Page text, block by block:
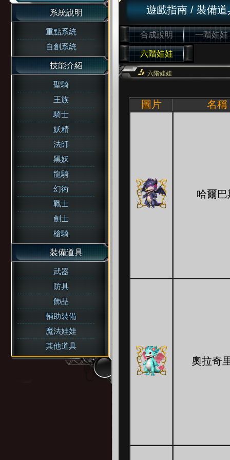
系統說明
重點系統
自創系統
技能介紹
聖騎
王族
騎士
妖精
法師
黑妖
龍騎
幻術
戰士
劍士
槍騎
裝備道具
武器
防具
飾品
輔助裝備
魔法娃娃
其他道具
遊戲指南 / 裝備道
合成說明 一階娃娃
六階娃娃
六階娃娃
圖片 名稱
哈爾巴
奧拉奇